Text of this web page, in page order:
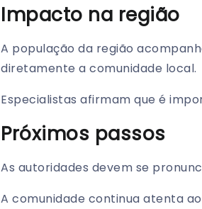
Impacto na região
A população da região
diretamente a comunidade local.
Especialistas afirmam que é
Próximos passos
As autoridades devem se
A comunidade continua atenta